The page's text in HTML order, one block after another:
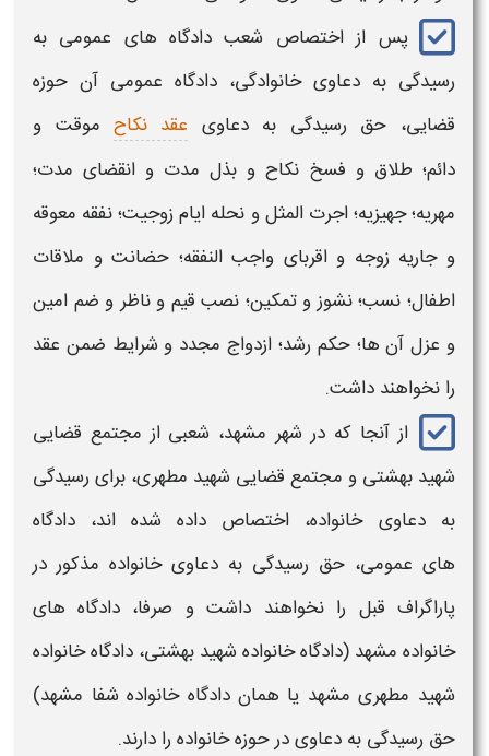
پس از اختصاص شعب دادگاه های عمومی به
رسیدگی به دعاوی خانوادگی، دادگاه عمومی آن حوزه
قضایی، حق رسیدگی به دعاوی عقد نکاح موقت و
دائم؛ طلاق و فسخ نکاح و بذل مدت و انقضای مدت؛
مهریه؛ جهیزیه؛ اجرت ‌المثل و نحله ایام زوجیت؛ نفقه معوقه
و جاریه زوجه و اقربای واجب‌ النفقه؛ حضانت و ملاقات
اطفال؛ نسب؛ نشوز و تمکین؛ نصب قیم و ناظر و ضم امین
و عزل آن ها؛ حکم رشد؛ ازدواج مجدد و شرایط ضمن عقد
را نخواهند داشت.
از آنجا که در شهر مشهد، شعبی از مجتمع قضایی
شهید بهشتی و مجتمع قضایی شهید مطهری، برای رسیدگی
به دعاویخانواده، اختصاص داده شده اند، دادگاه
های عمومی، حق رسیدگی به دعاویخانواده مذکور در
پاراگراف قبل را نخواهند داشت و صرفا، دادگاه های
خانواده مشهد (دادگاه خانواده شهید بهشتی، دادگاه خانواده
شهید مطهری مشهد یا همان دادگاه خانواده شفا مشهد)
حق رسیدگی به دعاوی در حوزهخانواده را دارند.